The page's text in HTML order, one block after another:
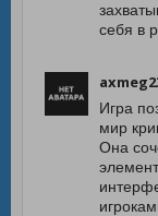
себя в
Игра
мир
Она